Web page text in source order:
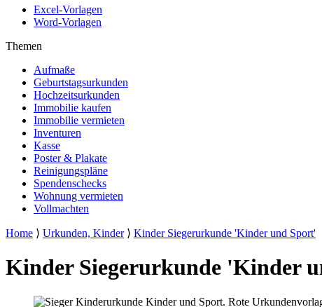
Excel-Vorlagen
Word-Vorlagen
Themen
Aufmaße
Geburtstagsurkunden
Hochzeitsurkunden
Immobilie kaufen
Immobilie vermieten
Inventuren
Kasse
Poster & Plakate
Reinigungspläne
Spendenschecks
Wohnung vermieten
Vollmachten
Home ⟩ Urkunden, Kinder ⟩ Kinder Siegerurkunde 'Kinder und Sport'
Kinder Siegerurkunde 'Kinder